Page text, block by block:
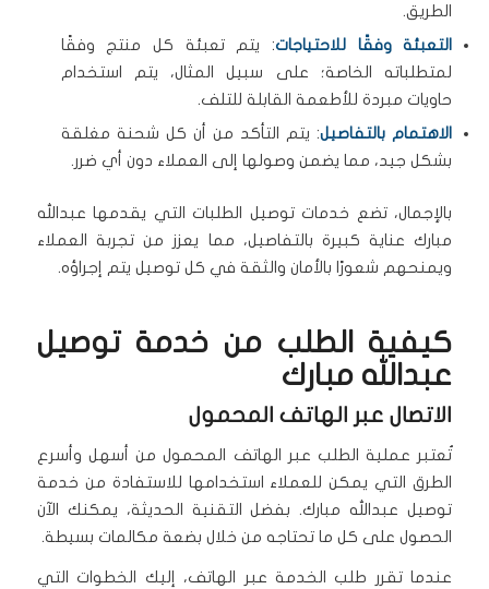
الطريق.
التعبئة وفقًا للاحتياجات: يتم تعبئة كل منتج وفقًا
لمتطلباته الخاصة؛ على سبيل المثال، يتم استخدام
حاويات مبردة للأطعمة القابلة للتلف.
الاهتمام بالتفاصيل: يتم التأكد من أن كل شحنة مغلقة
بشكل جيد، مما يضمن وصولها إلى العملاء دون أي ضرر.
بالإجمال، تضع خدمات توصيل الطلبات التي يقدمها عبدالله
مبارك عناية كبيرة بالتفاصيل، مما يعزز من تجربة العملاء
ويمنحهم شعورًا بالأمان والثقة في كل توصيل يتم إجراؤه.
كيفية الطلب من خدمة توصيل
عبدالله مبارك
الاتصال عبر الهاتف المحمول
تُعتبر عملية الطلب عبر الهاتف المحمول من أسهل وأسرع
الطرق التي يمكن للعملاء استخدامها للاستفادة من خدمة
توصيل عبدالله مبارك. بفضل التقنية الحديثة، يمكنك الآن
الحصول على كل ما تحتاجه من خلال بضعة مكالمات بسيطة.
عندما تقرر طلب الخدمة عبر الهاتف، إليك الخطوات التي